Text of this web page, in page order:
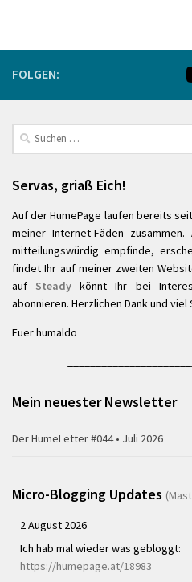
FOLGEN:
Suchen
nach:
Servas, griaß Eich!
Auf der HumePage laufen bereits
meiner Internet-Fäden
mitteilungswürdig empfinde,
findet Ihr auf meiner zweiten
auf Steady könnt Ihr bei
abonnieren. Herzlichen Dank und viel
Euer humaldo
Mein neuester Newsletter
Der HumeLetter #044 • Juli 2026
Micro-Blogging Updates
2 August 2026
Ich hab mal wieder was gebloggt:
https://humepage.at/18983